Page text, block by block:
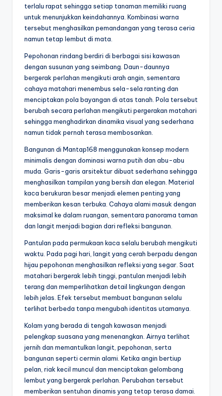
B
m
ai
P
T
p
e
terlalu rapat sehingga setiap tanaman memiliki ruang
untuk menunjukkan keindahannya. Kombinasi warna
tersebut menghasilkan pemandangan yang terasa ceria
namun tetap lembut di mata.
Pepohonan rindang berdiri di berbagai sisi kawasan
dengan susunan yang seimbang. Daun-daunnya
bergerak perlahan mengikuti arah angin, sementara
cahaya matahari menembus sela-sela ranting dan
menciptakan pola bayangan di atas tanah. Pola tersebut
berubah secara perlahan mengikuti pergerakan matahari
sehingga menghadirkan dinamika visual yang sederhana
namun tidak pernah terasa membosankan.
Bangunan di Mantap168 menggunakan konsep modern
minimalis dengan dominasi warna putih dan abu-abu
muda. Garis-garis arsitektur dibuat sederhana sehingga
menghasilkan tampilan yang bersih dan elegan. Material
kaca berukuran besar menjadi elemen penting yang
memberikan kesan terbuka. Cahaya alami masuk dengan
maksimal ke dalam ruangan, sementara panorama taman
dan langit menjadi bagian dari refleksi bangunan.
Pantulan pada permukaan kaca selalu berubah mengikuti
waktu. Pada pagi hari, langit yang cerah berpadu dengan
hijau pepohonan menghasilkan refleksi yang segar. Saat
matahari bergerak lebih tinggi, pantulan menjadi lebih
terang dan memperlihatkan detail lingkungan dengan
lebih jelas. Efek tersebut membuat bangunan selalu
terlihat berbeda tanpa mengubah identitas utamanya.
Kolam yang berada di tengah kawasan menjadi
pelengkap suasana yang menenangkan. Airnya terlihat
jernih dan memantulkan langit, pepohonan, serta
bangunan seperti cermin alami. Ketika angin bertiup
pelan, riak kecil muncul dan menciptakan gelombang
lembut yang bergerak perlahan. Perubahan tersebut
memberikan sentuhan dinamis yang tetap terasa damai.